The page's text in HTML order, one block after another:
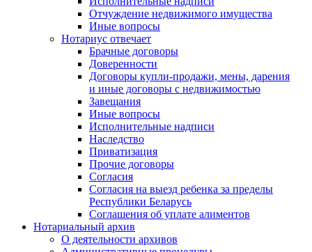
Отчуждение недвижимого имущества
Иные вопросы
Нотариус отвечает
Брачные договоры
Доверенности
Договоры купли-продажи, мены, дарения
и иные договоры с недвижимостью
Завещания
Иные вопросы
Исполнительные надписи
Наследство
Приватизация
Прочие договоры
Согласия
Согласия на выезд ребенка за пределы
Республики Беларусь
Соглашения об уплате алиментов
Нотариальный архив
О деятельности архивов